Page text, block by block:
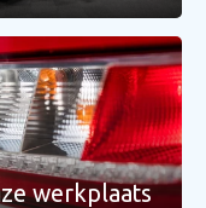
werkplaats